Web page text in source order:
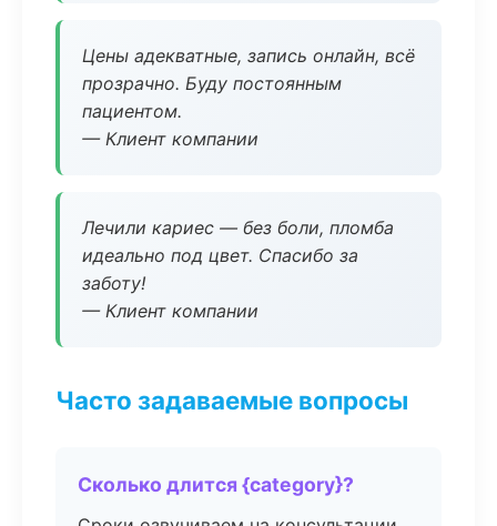
Цены адекватные, запись онлайн, всё
прозрачно. Буду постоянным
пациентом.
— Клиент компании
Лечили кариес — без боли, пломба
идеально под цвет. Спасибо за
заботу!
— Клиент компании
Часто задаваемые вопросы
Сколько длится {category}?